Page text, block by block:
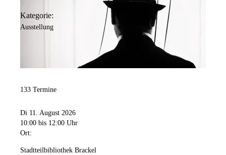
Kategorie:
Ausstellung
133 Termine
Di 11. August 2026
10:00 bis 12:00 Uhr
Ort:
Stadtteilbibliothek Brackel